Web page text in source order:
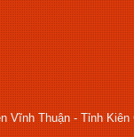
Vĩnh Thuận - Tỉnh Kiên